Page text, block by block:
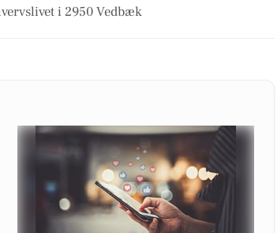
i 2950 Vedbæk